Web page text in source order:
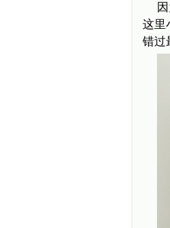
这里
错过